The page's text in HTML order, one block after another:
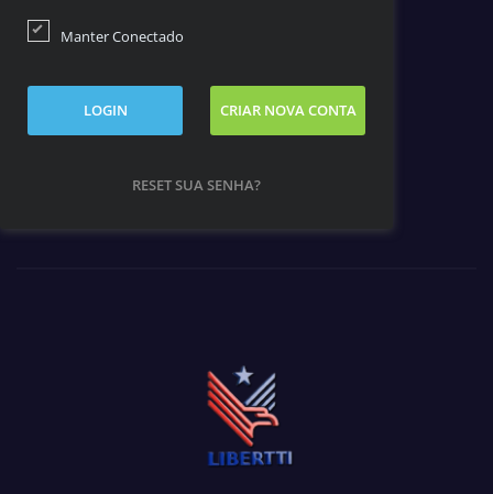
Manter Conectado
LOGIN CRIAR NOVA CONTA
RESET SUA SENHA?